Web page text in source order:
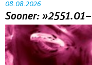
08.08.2026
Sooner: